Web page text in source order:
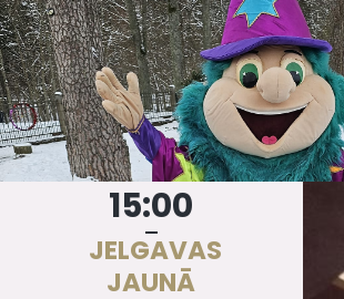
15:00
JELGAVAS
JAUNĀ